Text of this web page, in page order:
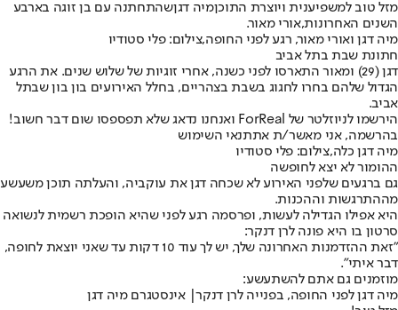
מזל טוב למשפיענית ויוצרת התוכןמיה דגןשהתחתנה עם בן זוגה בארבע
השנים האחרונות,אורי מאור.
מיה דגן ואורי מאור, רגע לפני החופה,צילום: פלי סטודיו
חתונת שבת בתל אביב
דגן (29) ומאור התארסו לפני כשנה, אחרי זוגיות של שלוש שנים. את הרגע
הגדול שלהם בחרו לחגוג בשבת בצהריים, בחלל האירועים בון בון שבתל
אביב.
הירשמו לניוזלטר של ForReal ואנחנו נדאג שלא תפספסו שום דבר חשוב!
בהרשמה, אני מאשר/ת אתתנאי השימוש
מיה דגן כלה,צילום: פלי סטודיו
ההומור לא יצא לחופשה
גם ברגעים שלפני האירוע לא שכחה דגן את עוקביה, והעלתה תוכן משעשע
מההתרגשות וההכנות.
היא אפילו הגדילה לעשות, ופרסמה רגע לפני שהיא הופכת רשמית לנשואה
סרטון בו היא פונה לרן דנקר:
"
זאת ההזדמנות האחרונה שלך, יש לך עוד 10 דקות עד שאני יוצאת לחופה,
דבר איתי".
מוזמנים גם אתם להשתעשע:
מיה דגן לפני החופה, בפנייה לרן דנקר| אינסטגרם מיה דגן